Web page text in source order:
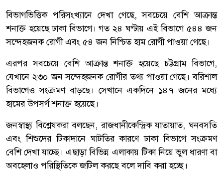
বিভাগভিত্তিক পরিসংখ্যানে দেখা গেছে, সবচেয়ে বেশি আক্রান্ত
শনাক্ত হয়েছে ঢাকা বিভাগে। গত ২৪ ঘণ্টায় এই বিভাগে ৫৪৪ জন
সন্দেহজনক রোগী এবং ৫৪ জন নিশ্চিত হাম রোগী পাওয়া গেছে।
এরপর সবচেয়ে বেশি আক্রান্ত শনাক্ত হয়েছে চট্টগ্রাম বিভাগে,
যেখানে ২৩০ জন সন্দেহজনক রোগীর তথ্য পাওয়া গেছে। বরিশাল
বিভাগেও সংক্রমণ বাড়ছে। সেখানে একদিনে ১৪৭ জনের মধ্যে
হামের উপসর্গ শনাক্ত হয়েছে।
জনস্বাস্থ্য বিশ্লেষকরা বলছেন, রাজধানীকেন্দ্রিক যাতায়াত, ঘনবসতি
এবং শিশুদের টিকাদানে ঘাটতির কারণে ঢাকা বিভাগে সংক্রমণ
বেশি দেখা যাচ্ছে। এছাড়া বিভিন্ন এলাকায় টিকা নিয়ে ভুল ধারণা বা
অবহেলাও পরিস্থিতিকে জটিল করছে বলে দাবি করা হচ্ছে।